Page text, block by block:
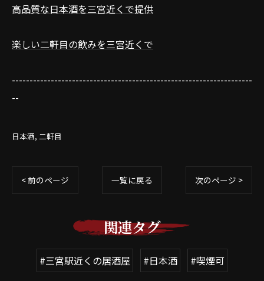
高品質な日本酒を三宮近くで提供
楽しい二軒目の飲みを三宮近くで
--------------------------------------------------------------------
--
日本酒 二軒目
< 前のページ 一覧に戻る 次のページ >
関連タグ
#三宮駅近くの居酒屋 #日本酒 #喫煙可